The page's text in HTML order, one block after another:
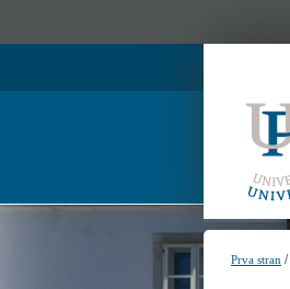
Prva stran /